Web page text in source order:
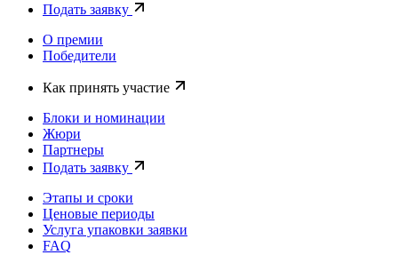
Подать заявку
О премии
Победители
Как принять участие
Блоки и номинации
Жюри
Партнеры
Подать заявку
Этапы и сроки
Ценовые периоды
Услуга упаковки заявки
FAQ